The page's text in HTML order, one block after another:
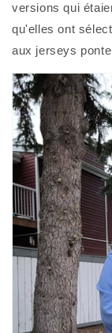
versions qui
qu'elles ont
aux jerseys